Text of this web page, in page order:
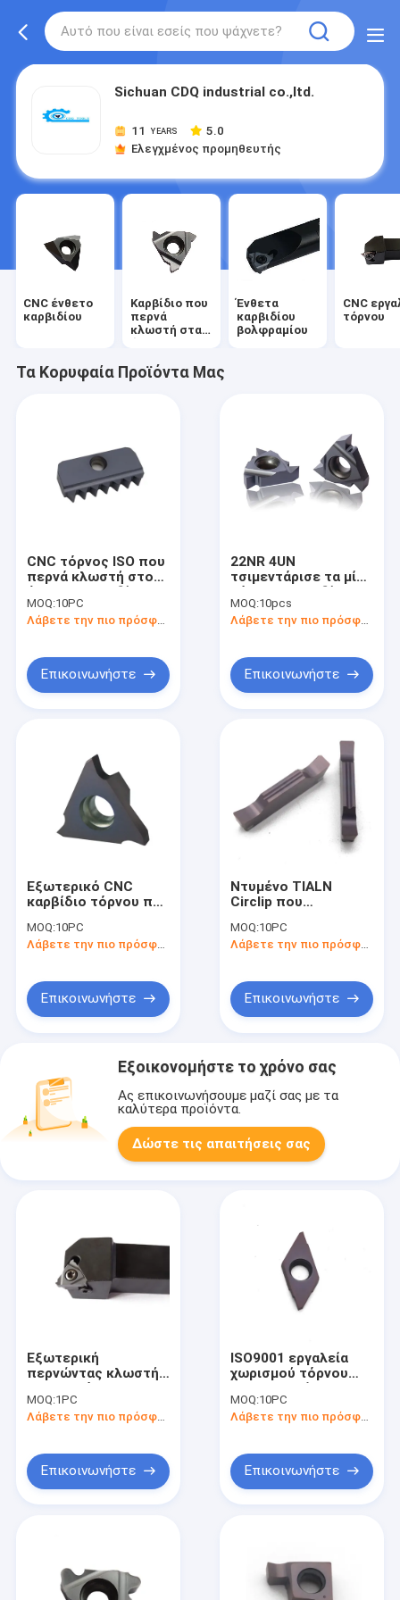
Sichuan CDQ industrial co.,ltd.
11 YEARS
5.0
Ελεγχμένος προμηθευτής
CNC ένθετο
καρβιδίου
Καρβίδιο που
περνά
κλωστή στα
Ένθετα
καρβιδίου
βολφραμίου
CNC
τόρνου
Τα Κορυφαία Προϊόντα Μας
CNC τόρνος ISO που
περνά κλωστή στο
άλεσης με
Toolholder 14N2.5ISO
MOQ:10PC
Λάβετε την πιο πρόσφατη τιμή
Επικοινωνήστε
22NR 4UN
τσιμεντάρισε τα μίνι
εργαλεία τόρνου
ενθέτων
MOQ:10pcs
Λάβετε την πιο πρόσφατη τιμή
Επικοινωνήστε
Εξωτερικό CNC
καρβίδιο τόρνου που
για το μέταλλο που
κόβει TGF32R100
MOQ:10PC
Λάβετε την πιο πρόσφατη τιμή
Επικοινωνήστε
Ντυμένο TIALN
Circlip που
εργαλείο MGGN 200
χωρισμού τόρνου
MOQ:10PC
Λάβετε την πιο πρόσφατη τιμή
Επικοινωνήστε
Εξοικονομήστε το χρόνο σας
Ας επικοινωνήσουμε μαζί σας με τα
καλύτερα προϊόντα.
Δώστε τις απαιτήσεις σας
Εξωτερική
περνώντας κλωστή
ενθέτων καρβιδίου
θήκη εργαλείων
MOQ:1PC
Λάβετε την πιο πρόσφατη τιμή
Επικοινωνήστε
ISO9001 εργαλεία
χωρισμού τόρνου
χωρισμό από τα
ένθετα για CNC
MOQ:10PC
Λάβετε την πιο πρόσφατη τιμή
Επικοινωνήστε